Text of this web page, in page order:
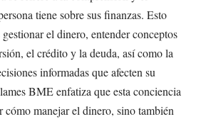
tiene sobre sus finanzas. Esto
el dinero, entender conceptos
el crédito y la deuda, así como la
informadas que afecten su
BME enfatiza que esta conciencia
cómo manejar el dinero, sino también